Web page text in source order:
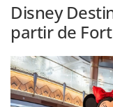
Disney
partir de